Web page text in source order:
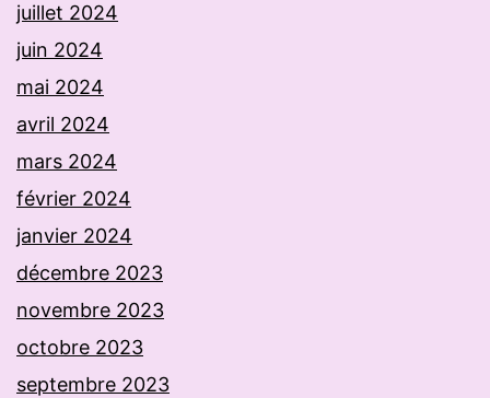
juillet 2024
juin 2024
mai 2024
avril 2024
mars 2024
février 2024
janvier 2024
décembre 2023
novembre 2023
octobre 2023
septembre 2023